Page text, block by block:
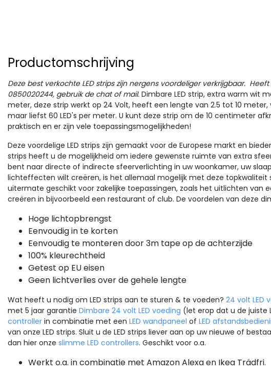
Productomschrijving
Deze best verkochte LED strips zijn nergens voordeliger verkrijgbaar. Heeft
0850020244, gebruik de chat of mail. Dimbare LED strip, extra warm wit
meter, deze strip werkt op 24 Volt, heeft een lengte van 2.5 tot 10
maar liefst 60 LED's per meter. U kunt deze strip om de 10 centimeter
praktisch en er zijn vele toepassingsmogelijkheden!
Deze voordelige LED strips zijn gemaakt voor de Europese markt en
strips heeft u de mogelijkheid om iedere gewenste ruimte van extra
bent naar directe of indirecte sfeerverlichting in uw woonkamer, uw
lichteffecten wilt creëren, is het allemaal mogelijk met deze topkwaliteit
uitermate geschikt voor zakelijke toepassingen, zoals het uitlichten van
creëren in bijvoorbeeld een restaurant of club. De voordelen van deze
Hoge lichtopbrengst
Eenvoudig in te korten
Eenvoudig te monteren door 3m tape op de achterzijde
100% kleurechtheid
Getest op EU eisen
Geen lichtverlies over de gehele lengte
Wat heeft u nodig om LED strips aan te sturen & te voeden? 24 volt LED
met 5 jaar garantie Dimbare 24 volt LED voeding (let erop dat u de juiste
controller in combinatie met een LED wandpaneel of LED
van onze LED strips. Sluit u de LED strips liever aan op uw nieuwe of
dan hier onze slimme LED controllers. Geschikt voor o.a.
Werkt o.a. in combinatie met Amazon Alexa en Ikea Trädfri.
/ Milight
LED strip controller - 1
- PRO - Miboxer
controle gemakkelijk en
2-in-1 controller
30m effen kleur/dual
strips. Kleur en dimmen
z...
volt 4,2 Ampère – IP67
waterdicht – GLP GPV-100-
24
Compacte en krachtige 24V
LED-voeding voor uw
verlichtingsprojecten.
Robuuste IP67-behuizing voor
zowel binnen- als buit...
€21,99